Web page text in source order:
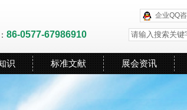
企业QQ
86-0577-67986910
识 标准文献 展会资讯